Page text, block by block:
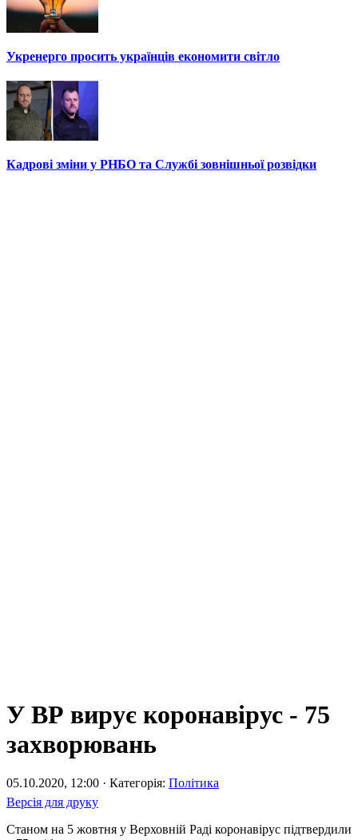
Укренерго просить українців економити світло
Кадрові зміни у РНБО та Службі зовнішньої розвідки
У ВР вирує коронавірус - 75
захворювань
05.10.2020, 12:00 · Категорія: Політика
Версія для друку
Станом на 5 жовтня у Верховній Раді коронавірус підтвердили